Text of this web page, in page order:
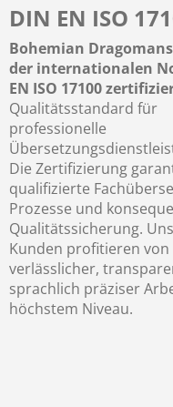
DIN EN ISO
Bohemian
der internationalen
EN ISO 17100
Qualitätsstandard für
professionelle
Die Zertifizierung
qualifizierte
Prozesse und
Qualitätssicherung.
Kunden profitieren von
verlässlicher,
sprachlich präziser
höchstem Niveau.